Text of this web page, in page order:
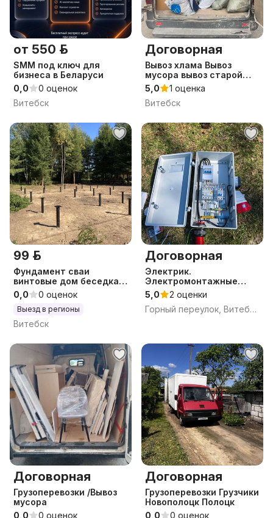
от 550 р.
SMM под ключ для
бизнеса в Беларуси
0,0
0 оценок
Витебск
Договорная
Вывоз хлама Вывоз
мусора вывоз старой
мебели Вывоз
строительного мусора
Вывоз мусора с
5,0
1 оценка
Витебск
99 р.
Фундамент сваи
винтовые дом беседка
пирс огород крыша
кровля терраса сваи
ростверк баня каркас
участ
0,0 0 оценок
Выезд в регионы
Витебск
Договорная
Электрик.
Электромонтажные
работы
5,0
2 оценки
Горный переулок, Витебск, Витебская область
Договорная
Грузоперевозки /Вывоз
мусора
0,0
0 оценок
Договорная
Грузоперевозки Грузчики
Новополоцк Полоцк
0,0
0 оценок